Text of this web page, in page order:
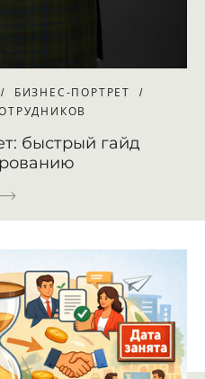
БИЗНЕС-ПОРТРЕТ
быстрый гайд